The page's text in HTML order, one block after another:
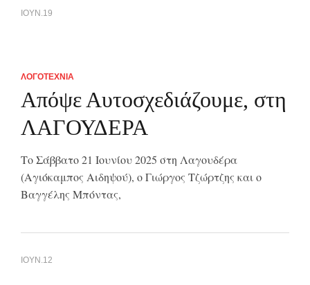
ΙΟΥΝ.19
ΛΟΓΟΤΕΧΝΙΑ
Απόψε Αυτοσχεδιάζουμε, στη
ΛΑΓΟΥΔΕΡΑ
Το Σάββατο 21 Ιουνίου 2025 στη Λαγουδέρα
(Αγιόκαμπος Αιδηψού), ο Γιώργος Τζώρτζης και ο
Βαγγέλης Μπόντας,
ΙΟΥΝ.12